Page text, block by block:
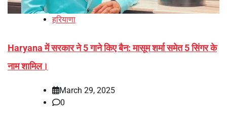
हरियाणा
Haryana में सरकार ने 5 गाने किए बैन: मासूम शर्मा समेत 5 सिंगर के
नाम शामिल।
March 29, 2025
0